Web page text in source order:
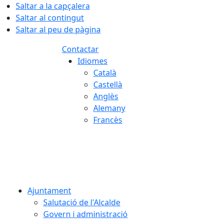
Saltar a la capçalera
Saltar al contingut
Saltar al peu de pàgina
Contactar
Idiomes
Català
Castellà
Anglès
Alemany
Francès
Ajuntament
Salutació de l'Alcalde
Govern i administració